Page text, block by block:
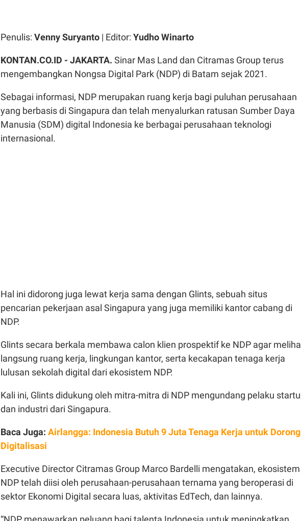
Penulis: Venny Suryanto | Editor: Yudho Winarto
KONTAN.CO.ID - JAKARTA. Sinar Mas Land dan Citramas Group terus
mengembangkan Nongsa Digital Park (NDP) di Batam sejak 2021.
Sebagai informasi, NDP merupakan ruang kerja bagi puluhan perusahaan
yang berbasis di Singapura dan telah menyalurkan ratusan Sumber Daya
Manusia (SDM) digital Indonesia ke berbagai perusahaan teknologi
internasional.
Hal ini didorong juga lewat kerja sama dengan Glints, sebuah situs
pencarian pekerjaan asal Singapura yang juga memiliki kantor cabang di
NDP.
Glints secara berkala membawa calon klien prospektif ke NDP agar
langsung ruang kerja, lingkungan kantor, serta kecakapan tenaga kerja
lulusan sekolah digital dari ekosistem NDP.
Kali ini, Glints didukung oleh mitra-mitra di NDP mengundang pelaku
dan industri dari Singapura.
Baca Juga: Airlangga: Indonesia Butuh 9 Juta Tenaga Kerja untuk Dorong
Digitalisasi
Executive Director Citramas Group Marco Bardelli mengatakan, ekosistem
NDP telah diisi oleh perusahaan-perusahaan ternama yang beroperasi di
sektor Ekonomi Digital secara luas, aktivitas EdTech, dan lainnya.